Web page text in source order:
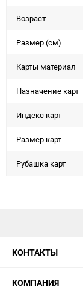
Возраст
Размер (см)
Карты материал
Назначение карт
Индекс карт
Размер карт
Рубашка карт
КОНТАКТЫ
КОМПАНИЯ